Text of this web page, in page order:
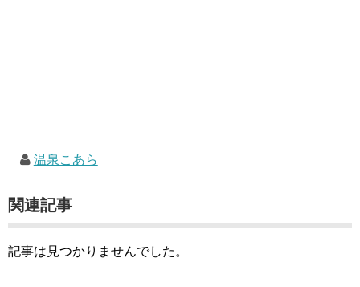
温泉こあら
関連記事
記事は見つかりませんでした。